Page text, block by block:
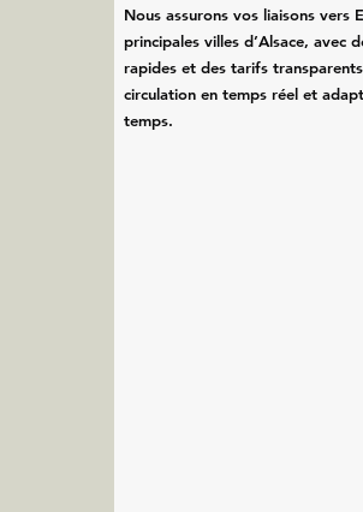
Nous assurons vos liaisons vers
principales villes d’Alsace, avec
rapides et des tarifs
circulation en temps réel et
temps.